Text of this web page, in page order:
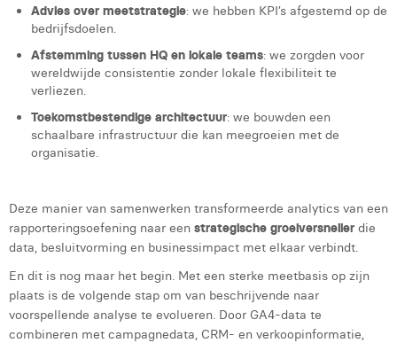
Advies over meetstrategie: we hebben KPI’s afgestemd op de
bedrijfsdoelen.
Afstemming tussen HQ en lokale teams: we zorgden voor
wereldwijde consistentie zonder lokale flexibiliteit te
verliezen.
Toekomstbestendige architectuur: we bouwden een
schaalbare infrastructuur die kan meegroeien met de
organisatie.
Deze manier van samenwerken transformeerde analytics van een
rapporteringsoefening naar een strategische groeiversneller die
data, besluitvorming en businessimpact met elkaar verbindt.
En dit is nog maar het begin. Met een sterke meetbasis op zijn
plaats is de volgende stap om van beschrijvende naar
voorspellende analyse te evolueren. Door GA4-data te
combineren met campagnedata, CRM- en verkoopinformatie,